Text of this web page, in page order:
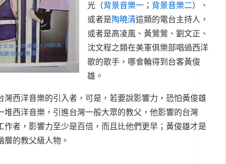
光（背景音樂一 ； 背景音樂二）、
或者是陶曉清這類的電台主持人，
或者是高凌風、黃鶯鶯、劉文正、
沈文程之類在美軍俱樂部唱過西洋
歌的歌手，哪會輪得到台客黃俊
雄。
灣西洋音樂的引入者，可是，若要說影響力，恐怕黃俊雄
堆西洋音樂，引進台灣一般大眾的教父，他影響的台灣
作者，影響力至少是百倍，而且比他們更早；黃俊雄才是
層的教父級人物。